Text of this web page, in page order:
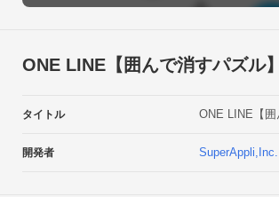
ONE LINEの特別なルールを遊びながら覚え
題でも安心？ヒント機能
書き始めの場所と向きを教えてくれる
もちろん、ヒントを使わないのもあなたの自
全ての問題を無課金で遊ぶことができます。
ONE LINE【囲んで消すパズル
タイトル ONE LINE【囲
開発者 SuperAppli,Inc.